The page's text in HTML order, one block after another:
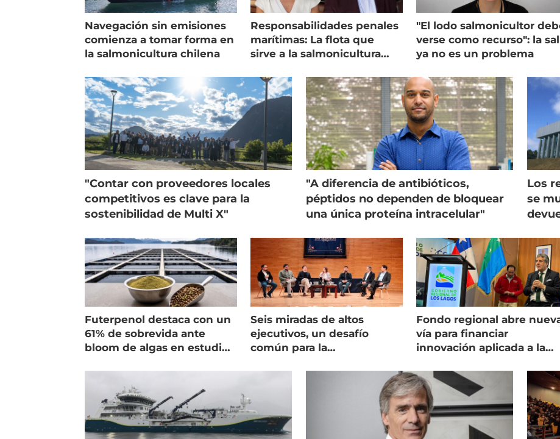
Navegación sin emisiones
comienza a tomar forma en
la salmonicultura chilena
Responsabilidades penales
marítimas: La flota que
sirve a la salmonicultura
"El lodo salmonicultor
verse como recurso": la sal
ya no es un problema
"Contar con proveedores locales
competitivos es clave para la
sostenibilidad de Multi X"
"A diferencia de antibióticos,
péptidos no dependen de bloquear
una única proteína intracelular"
Los
se
Futerpenol destaca con un
61% de sobrevida ante
bloom de algas en estudio
Seis miradas de altos
ejecutivos, un desafío
común para la
Fondo regional abre
vía para financiar
innovación aplicada a la